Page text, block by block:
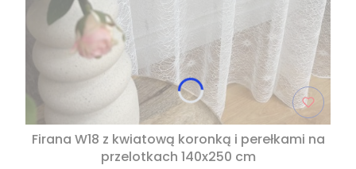
Firana W18 z kwiatową koronką i perełkami na
przelotkach 140x250 cm